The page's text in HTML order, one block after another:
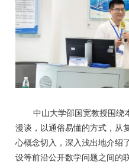
中山大学邵国宽教授围绕
漫谈，以通俗易懂的方式，从
心概念切入，深入浅出地介绍
设等前沿公开数学问题之间的